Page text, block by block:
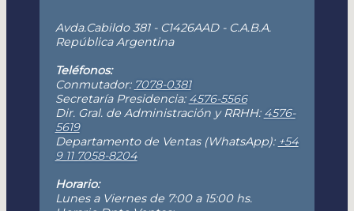
Avda.Cabildo 381 - C1426AAD - C.A.B.A.
República Argentina
Teléfonos:
Conmutador: 7078-0381
Secretaría Presidencia: 4576-5566
Dir. Gral. de Administración y RRHH: 4576-
5619
Departamento de Ventas (WhatsApp): +54
9 11 7058-8204
Horario:
Lunes a Viernes de 7:00 a 15:00 hs.